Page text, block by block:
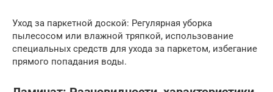
Уход за паркетной доской: Регулярная уборка
пылесосом или влажной тряпкой, использование
специальных средств для ухода за паркетом, избегание
прямого попадания воды.